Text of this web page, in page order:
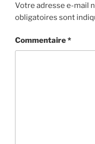
Votre adresse e-mail
obligatoires sont
Commentaire*